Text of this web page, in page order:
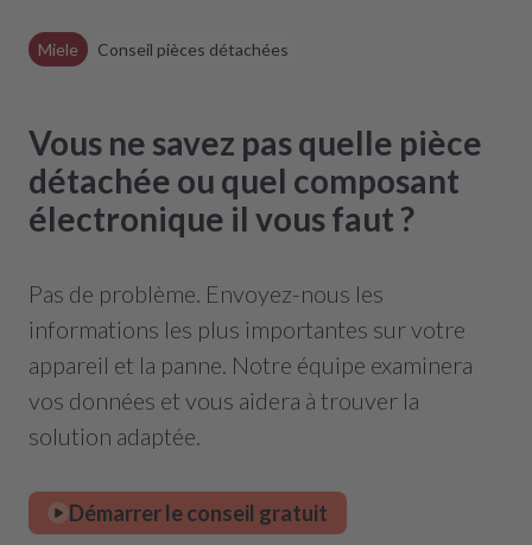
Miele Conseil pièces détachées
Vous ne savez pas quelle pièce
détachée ou quel composant
électronique il vous faut ?
Pas de problème. Envoyez-nous les
informations les plus importantes sur votre
appareil et la panne. Notre équipe examinera
vos données et vous aidera à trouver la
solution adaptée.
Démarrer le conseil gratuit